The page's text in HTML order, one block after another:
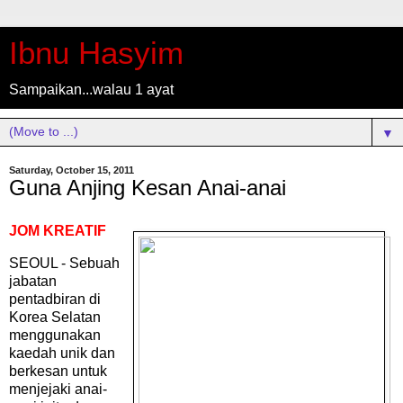
Ibnu Hasyim
Sampaikan...walau 1 ayat
▼
Saturday, October 15, 2011
Guna Anjing Kesan Anai-anai
JOM KREATIF
SEOUL - Sebuah
jabatan
pentadbiran di
Korea Selatan
menggunakan
kaedah unik dan
berkesan untuk
menjejaki anai-